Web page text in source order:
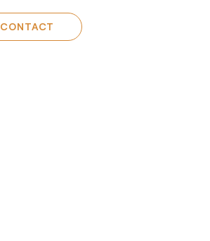
CONTACT